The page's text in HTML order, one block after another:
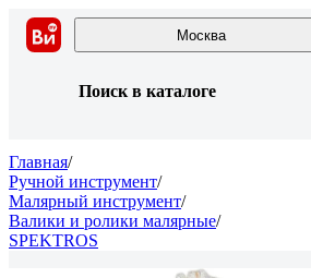
Москва
Поиск в каталоге
Главная/
Ручной инструмент/
Малярный инструмент/
Валики и ролики малярные/
SPEKTROS